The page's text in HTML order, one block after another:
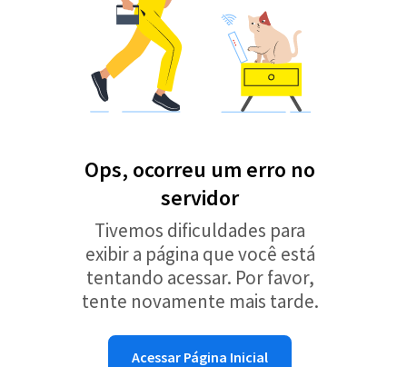
Ops, ocorreu um erro no
servidor
Tivemos dificuldades para
exibir a página que você está
tentando acessar. Por favor,
tente novamente mais tarde.
Acessar Página Inicial